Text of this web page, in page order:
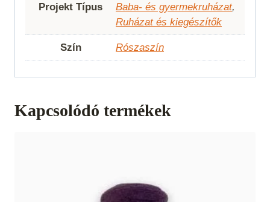
Projekt Típus
Baba- és gyermekruházat,
Ruházat és kiegészítők
Szín Rószaszín
Kapcsolódó termékek